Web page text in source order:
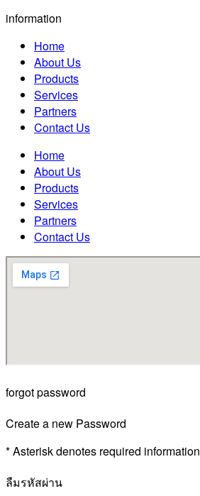
information
Home
About Us
Products
Services
Partners
Contact Us
Home
About Us
Products
Services
Partners
Contact Us
forgot password
Create a new Password
* Asterisk denotes required
ลืมรหัสผ่าน